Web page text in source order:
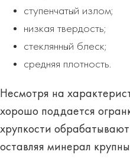
ступенчатый излом;
низкая твердость;
стеклянный блеск;
средняя плотность.
Несмотря на
хорошо поддается
хрупкости
оставляя минерал